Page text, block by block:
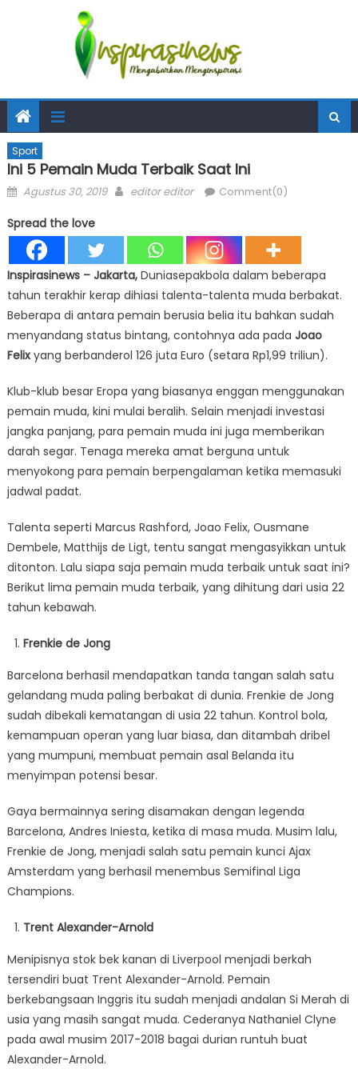
Sport
Ini 5 Pemain Muda Terbaik Saat Ini
Posted
Agustus 30, 2019 Author
editor editor Comment(0)
Spread the love
Inspirasinews – Jakarta, Duniasepakbola dalam beberapa
tahun terakhir kerap dihiasi talenta-talenta muda berbakat.
Beberapa di antara pemain berusia belia itu bahkan sudah
menyandang status bintang, contohnya ada pada Joao
Felixyang berbanderol 126 juta Euro (setara Rp1,99 triliun).
Klub-klub besar Eropa yang biasanya enggan menggunakan
pemain muda, kini mulai beralih. Selain menjadi investasi
jangka panjang, para pemain muda ini juga memberikan
darah segar. Tenaga mereka amat berguna untuk
menyokong para pemain berpengalaman ketika memasuki
jadwal padat.
Talenta seperti Marcus Rashford, Joao Felix, Ousmane
Dembele, Matthijs de Ligt, tentu sangat mengasyikkan untuk
ditonton. Lalu siapa saja pemain muda terbaik untuk saat ini?
Berikut lima pemain muda terbaik, yang dihitung dari usia 22
tahun kebawah.
Frenkie de Jong
Barcelona berhasil mendapatkan tanda tangan salah satu
gelandang muda paling berbakat di dunia. Frenkie de Jong
sudah dibekali kematangan di usia 22 tahun. Kontrol bola,
kemampuan operan yang luar biasa, dan ditambah dribel
yang mumpuni, membuat pemain asal Belanda itu
menyimpan potensi besar.
Gaya bermainnya sering disamakan dengan legenda
Barcelona, Andres Iniesta, ketika di masa muda. Musim lalu,
Frenkie de Jong, menjadi salah satu pemain kunci Ajax
Amsterdam yang berhasil menembus Semifinal Liga
Champions.
Trent Alexander-Arnold
Menipisnya stok bek kanan di Liverpool menjadi berkah
tersendiri buat Trent Alexander-Arnold. Pemain
berkebangsaan Inggris itu sudah menjadi andalan Si Merah di
usia yang masih sangat muda. Cederanya Nathaniel Clyne
pada awal musim 2017-2018 bagai durian runtuh buat
Alexander-Arnold.